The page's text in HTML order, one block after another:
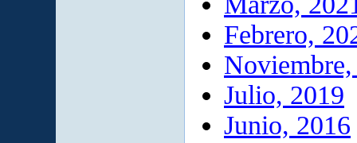
Febrero,
Julio, 2019
Junio, 2016